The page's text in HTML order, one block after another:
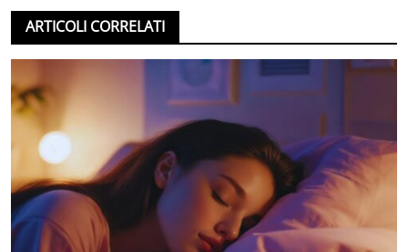
ARTICOLI CORRELATI